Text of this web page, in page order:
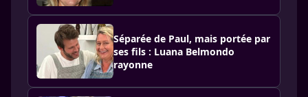
Séparée de Paul, mais portée par
ses fils : Luana Belmondo
rayonne